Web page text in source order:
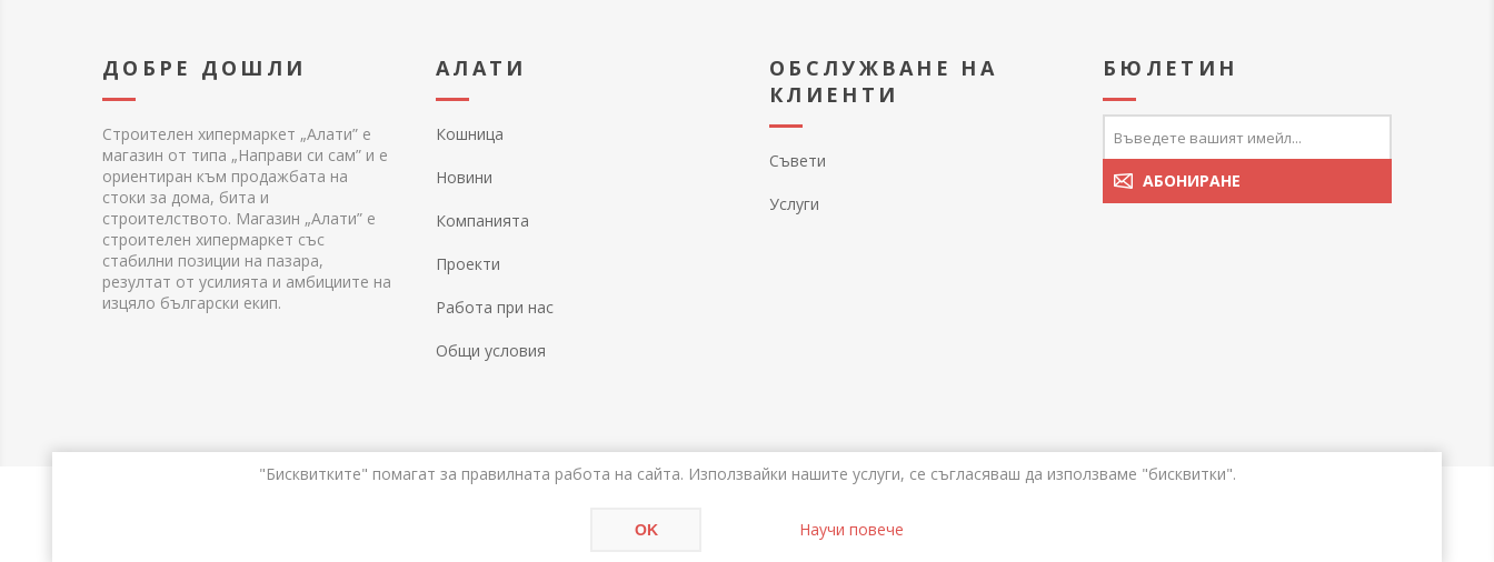
ДОБРЕ ДОШЛИ
Строителен хипермаркет „Алати” е
магазин от типа „Направи си сам” и е
ориентиран към продажбата на
стоки за дома, бита и
строителството. Магазин „Алати” е
строителен хипермаркет със
стабилни позиции на пазара,
резултат от усилията и амбициите на
изцяло български екип.
АЛАТИ
Кошница
Новини
Компанията
Проекти
Работа при нас
Общи условия
ОБСЛУЖВАНЕ НА
КЛИЕНТИ
Съвети
Услуги
БЮЛЕТИН
"Бисквитките" помагат за правилната работа на сайта. Използвайки нашите услуги, се съгласяваш да използваме "бисквитки".
OK Научи повече